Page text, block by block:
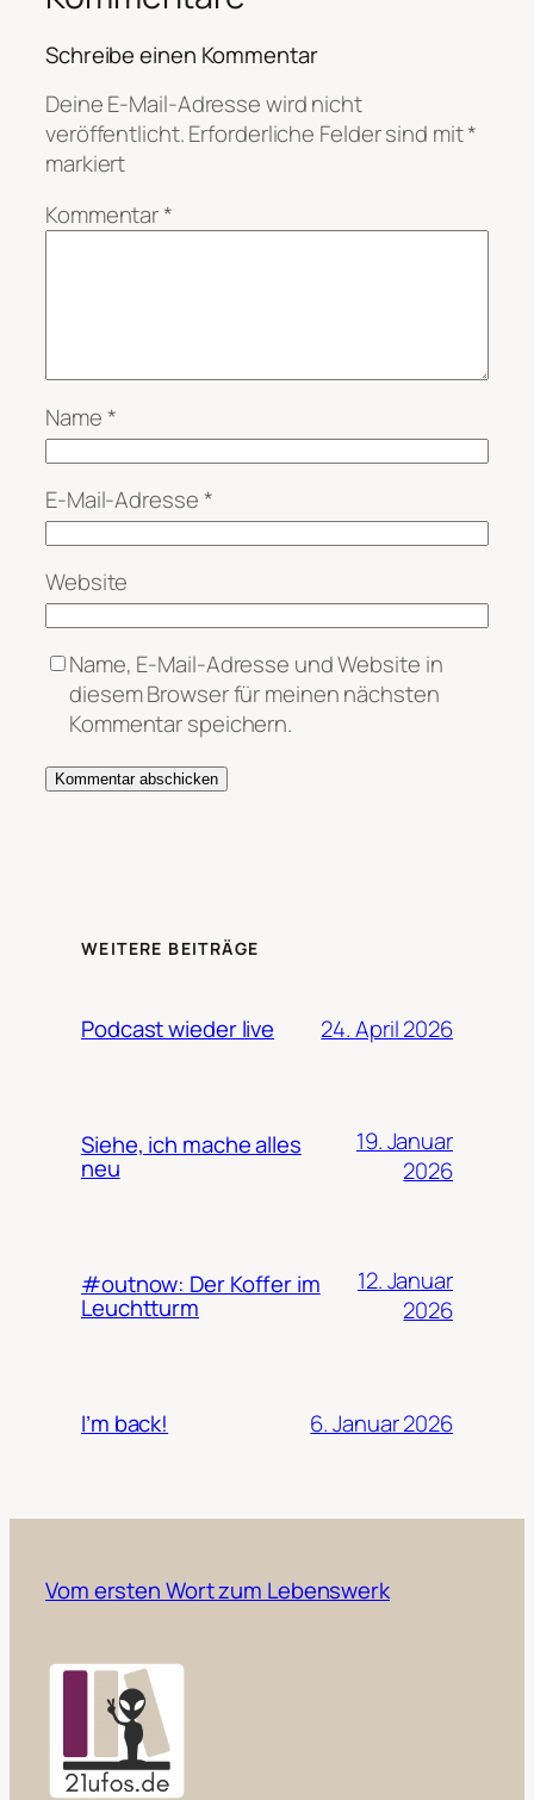
Schreibe einen Kommentar
Deine E-Mail-Adresse wird nicht
veröffentlicht.Erforderliche Felder sind mit*
markiert
Kommentar*
Name*
E-Mail-Adresse*
Website
Name, E-Mail-Adresse und Website in
diesem Browser für meinen nächsten
Kommentar speichern.
WEITERE BEITRÄGE
Podcast wieder live 24. April 2026
Siehe, ich mache alles
neu
19. Januar
2026
#outnow: Der Koffer im
Leuchtturm
12. Januar
2026
I’m back! 6. Januar 2026
Vom ersten Wort zum Lebenswerk